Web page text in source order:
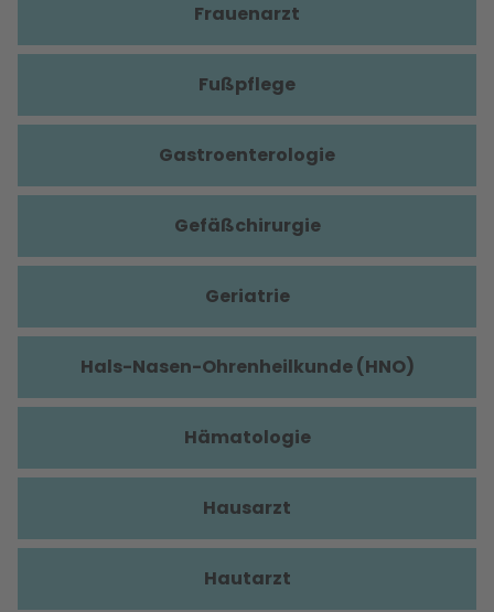
Frauenarzt
Fußpflege
Gastroenterologie
Gefäßchirurgie
Geriatrie
Hals-Nasen-Ohrenheilkunde (HNO)
Hämatologie
Hausarzt
Hautarzt